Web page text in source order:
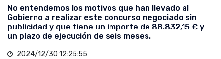
No entendemos los motivos que han llevado al
Gobierno a realizar este concurso negociado sin
publicidad y que tiene un importe de 88.832,15 € y
un plazo de ejecución de seis meses.
2024/12/30 12:25:55